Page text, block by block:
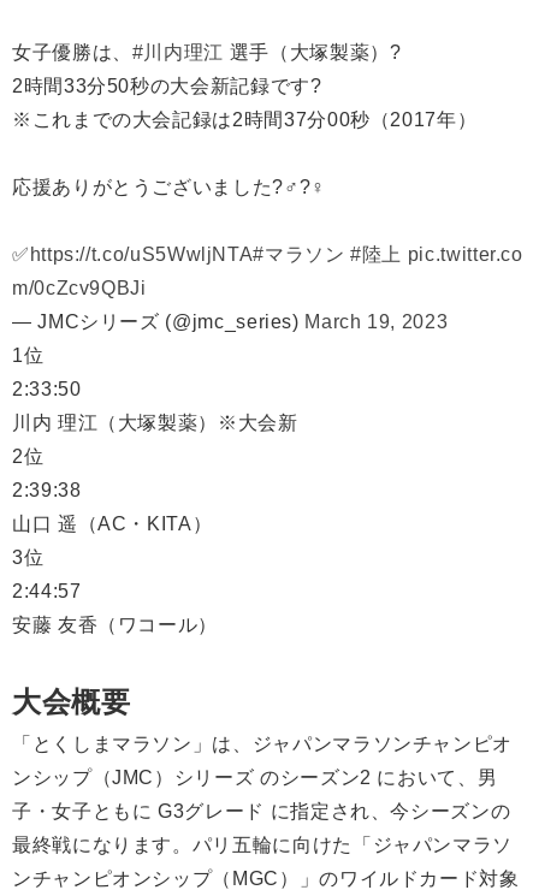
女子優勝は、 #川内理江 選手（大塚製薬）?
2時間33分50秒の大会新記録です?
※これまでの大会記録は2時間37分00秒（2017年）
応援ありがとうございました?‍♂️?‍♀️
✅ https://t.co/uS5WwljNTA#マラソン #陸上 pic.twitter.co
m/0cZcv9QBJi
— JMCシリーズ (@jmc_series) March 19, 2023
1位
2:33:50
川内 理江（大塚製薬）※大会新
2位
2:39:38
山口 遥（AC・KITA）
3位
2:44:57
安藤 友香（ワコール）
大会概要
「とくしまマラソン」は、ジャパンマラソンチャンピオ
ンシップ（JMC）シリーズ のシーズン2 において、男
子・女子ともに G3グレード に指定され、今シーズンの
最終戦になります。パリ五輪に向けた「ジャパンマラソ
ンチャンピオンシップ（MGC）」のワイルドカード対象